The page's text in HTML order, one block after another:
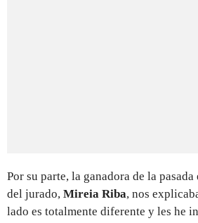
Por su parte, la ganadora de la
del jurado, Mireia Riba, nos
lado es totalmente diferente y les he